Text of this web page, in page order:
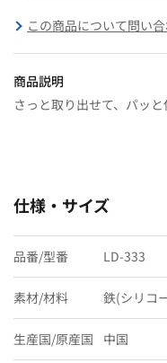
この商品について問い
商品説明
さっと取り出せて、パッと
仕様・サイズ
品番/型番 LD-333
素材/材料 鉄(シリコ
生産国/原産国 中国